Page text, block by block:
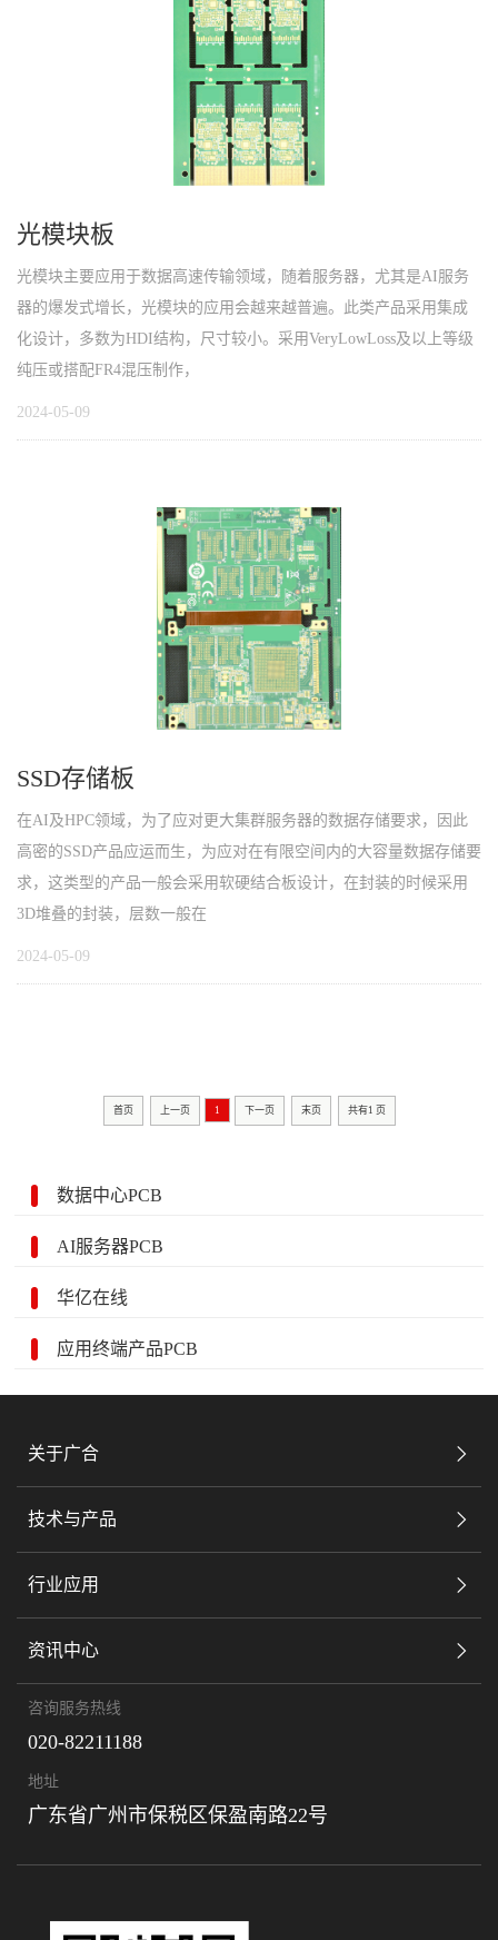
光模块板
光模块主要应用于数据高速传输领域，随着服务器，尤其是AI服务
器的爆发式增长，光模块的应用会越来越普遍。此类产品采用集成
化设计，多数为HDI结构，尺寸较小。采用VeryLowLoss及以上等级
纯压或搭配FR4混压制作，
2024-05-09
SSD存储板
在AI及HPC领域，为了应对更大集群服务器的数据存储要求，因此
高密的SSD产品应运而生，为应对在有限空间内的大容量数据存储要
求，这类型的产品一般会采用软硬结合板设计，在封装的时候采用
3D堆叠的封装，层数一般在
2024-05-09
首页 上一页 1 下一页 末页 共有1 页
数据中心PCB
AI服务器PCB
华亿在线
应用终端产品PCB
关于广合
技术与产品
行业应用
资讯中心
咨询服务热线
020-82211188
地址
广东省广州市保税区保盈南路22号